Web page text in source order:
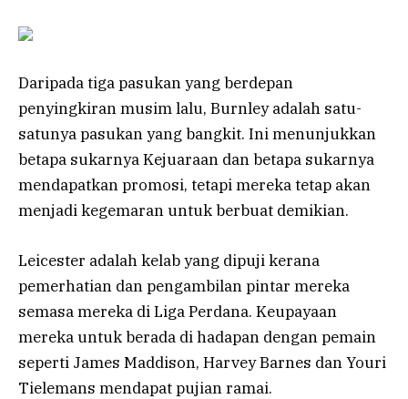
Daripada tiga pasukan yang berdepan
penyingkiran musim lalu, Burnley adalah satu-
satunya pasukan yang bangkit. Ini menunjukkan
betapa sukarnya Kejuaraan dan betapa sukarnya
mendapatkan promosi, tetapi mereka tetap akan
menjadi kegemaran untuk berbuat demikian.
Leicester adalah kelab yang dipuji kerana
pemerhatian dan pengambilan pintar mereka
semasa mereka di Liga Perdana. Keupayaan
mereka untuk berada di hadapan dengan pemain
seperti James Maddison, Harvey Barnes dan Youri
Tielemans mendapat pujian ramai.